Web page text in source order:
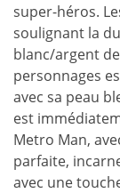
super-héros.
soulignant la
blanc/argent
personnages
avec sa peau
est
Metro Man,
parfaite,
avec une